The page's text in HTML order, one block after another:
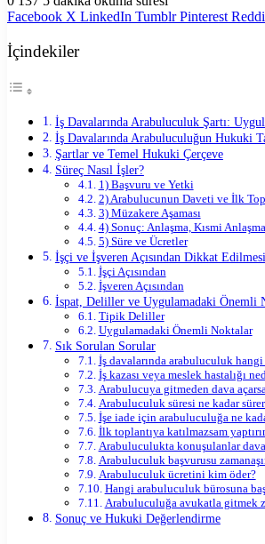
Facebook X LinkedIn Tumblr Pinterest
İçindekiler
İş Davalarında Arabuluculuk Şartı:
İş Davalarında Arabuluculuğun Hukuki
Şartlar ve Temel Hukuki Çerçeve
Süreç Nasıl İşler?
1) Başvuru ve Yetki
2) Arabulucunun Daveti ve İlk
3) Müzakere Aşaması
4) Sonuç: Anlaşma, Kısmi
5) Süre ve Ücretler
İşçi ve İşveren Açısından Dikkat
İşçi Açısından
İşveren Açısından
İspat, Deliller ve Uygulamadaki Önemli
Tipik Deliller
Uygulamadaki Önemli Noktalar
Sık Sorulan Sorular
İş davalarında arabuluculuk
İş kazası veya meslek hastalığı
Arabulucuya gitmeden dava
Arabuluculuk süresi ne kadar
İşe iade için arabuluculuğa ne
İlk toplantıya katılmazsam
Arabuluculukta konuşulanlar
Arabuluculuk başvurusu
Arabuluculuk ücretini kim öder?
Hangi arabuluculuk bürosuna
Arabuluculuğa avukatla gitmek
Sonuç ve Hukuki Değerlendirme